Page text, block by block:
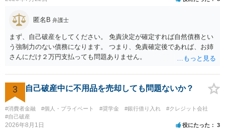
かわらず、更にこれらの方法で当該債務を弁済することを要求するこ
処分申請、不退去罪が成立すれば警察に通報などの対応が考えられま
す。ご参考にしてください。
匿名B 弁護士
まず、自己破産をしてください。 免責決定が確定すれば自然債務とい
う強制力のない債務になります。 つまり、免責確定後であれば、お姉
さんにだけ２万円支払っても問題ありません。
3 自己破産中に不用品を売却しても問題ないか？
#消費者金融 #個人・プライベート #奨学金 #銀行借り入れ
#クレジット会社
#自己破産
2026年8月1日 役にたった 3